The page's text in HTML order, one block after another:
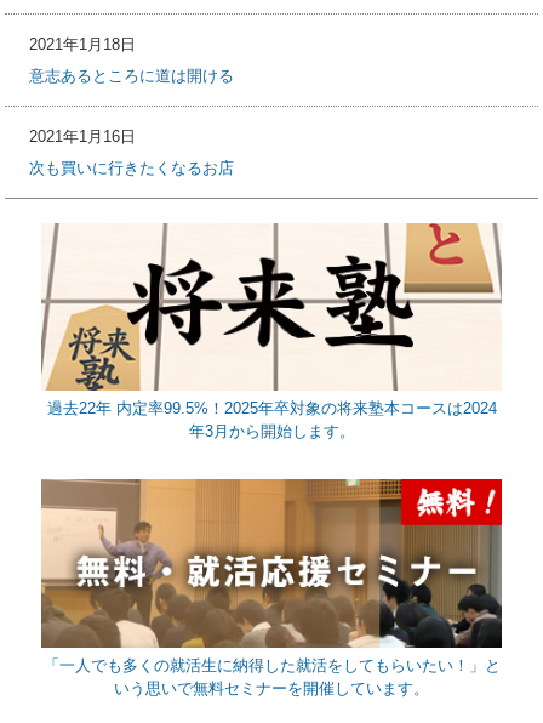
2021年1月18日
意志あるところに道は開ける
2021年1月16日
次も買いに行きたくなるお店
過去22年 内定率99.5%！2025年卒対象の将来塾本コースは2024
年3月から開始します。
「一人でも多くの就活生に納得した就活をしてもらいたい！」と
いう思いで無料セミナーを開催しています。